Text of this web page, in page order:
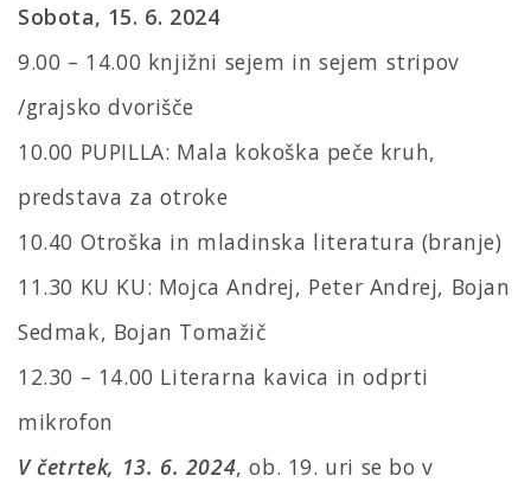
Sobota, 15. 6. 2024
9.00 – 14.00 knjižni sejem in sejem stripov
/grajsko dvorišče
10.00 PUPILLA: Mala kokoška peče kruh,
predstava za otroke
10.40 Otroška in mladinska literatura (branje)
11.30 KU KU: Mojca Andrej, Peter Andrej, Bojan
Sedmak, Bojan Tomažič
12.30 – 14.00 Literarna kavica in odprti
mikrofon
V četrtek, 13. 6. 2024, ob. 19. uri se bo v